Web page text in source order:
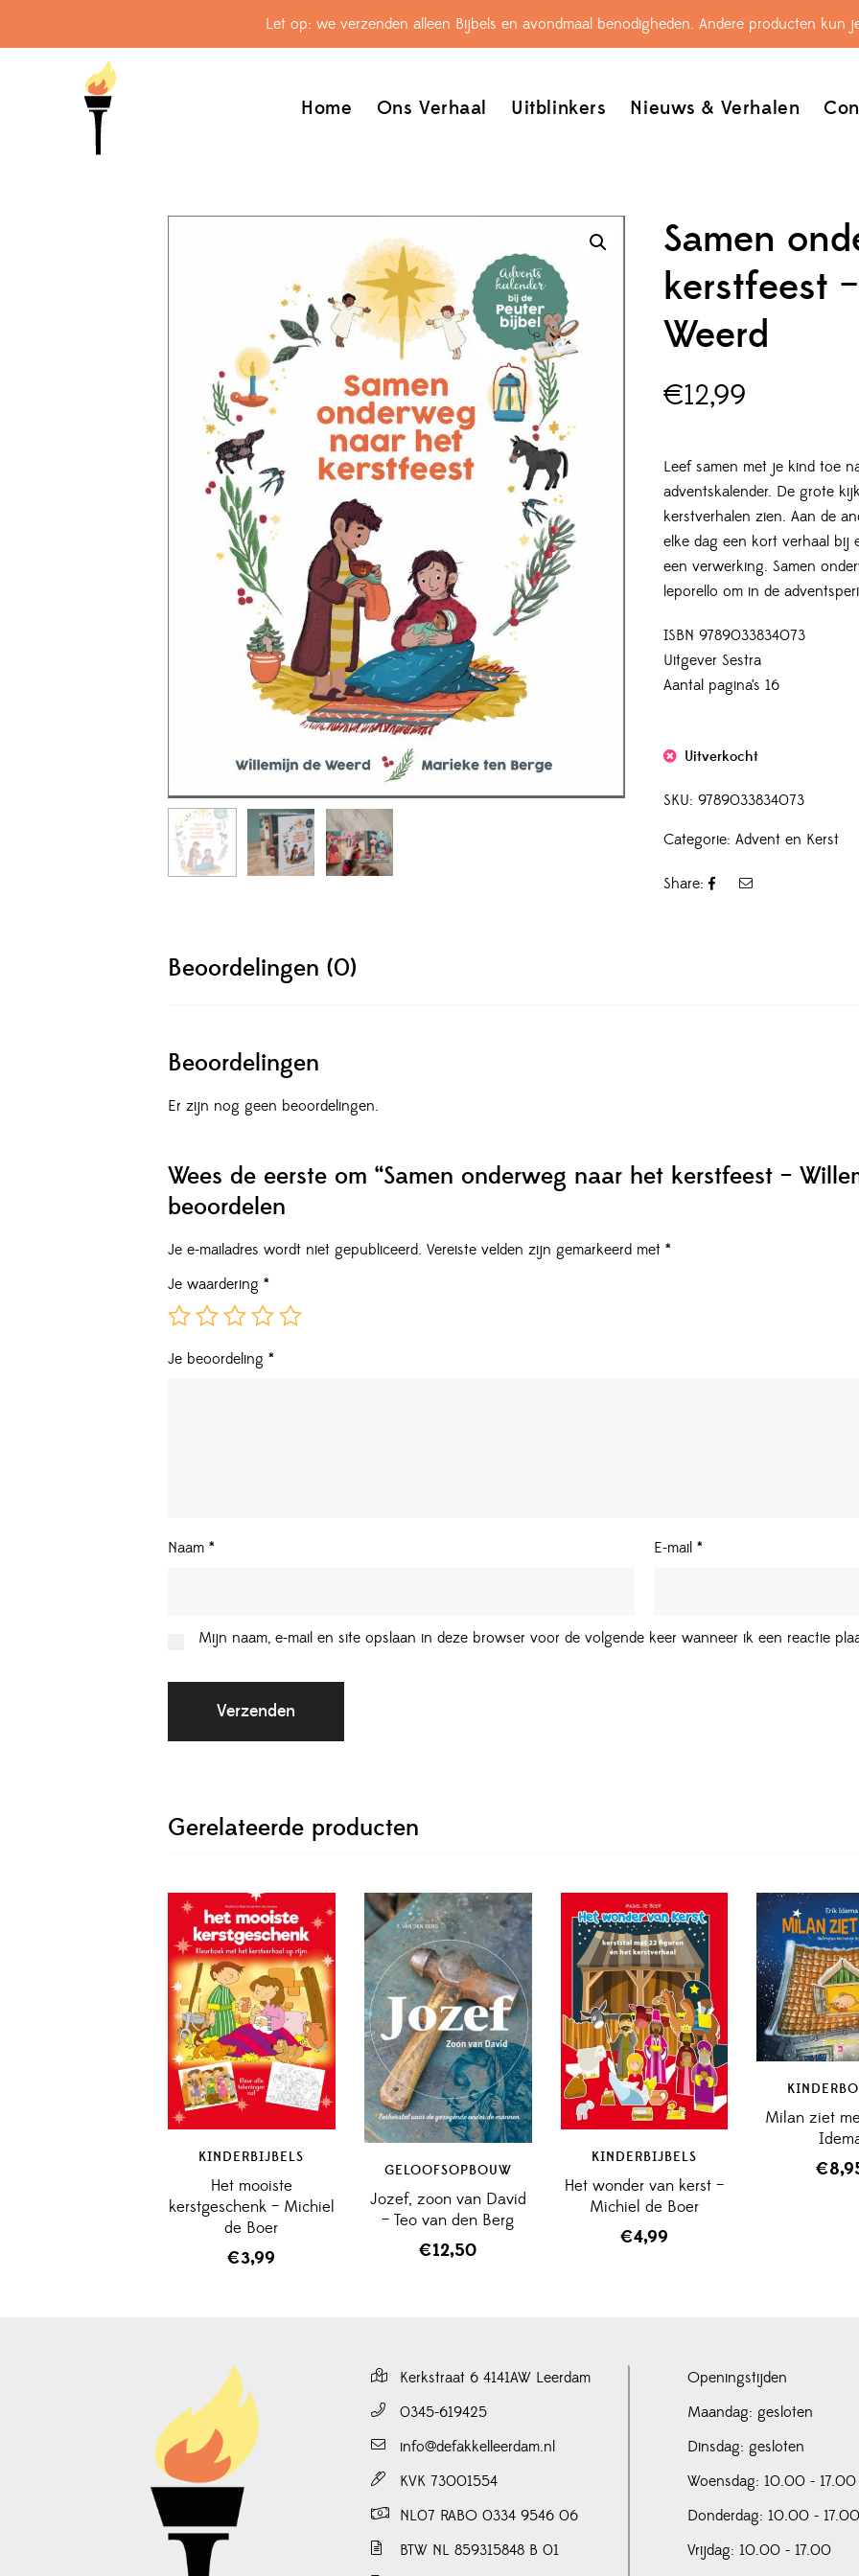
Let op: we verzenden alleen Bijbels en avondmaal benodigheden. Andere producten kun
Home Ons Verhaal Uitblinkers Nieuws & Verhalen
Samen
kerstfeest
Weerd
€12,99
Leef samen met je kind toe
adventskalender. De grote
kerstverhalen zien. Aan de
elke dag een kort verhaal bij
een verwerking. Samen
leporello om in de
ISBN 9789033834073
Uitgever Sestra
Aantal pagina’s 16
Uitverkocht
SKU: 9789033834073
Categorie: Advent en Kerst
Share:
Beoordelingen (0)
Beoordelingen
Er zijn nog geen beoordelingen.
Wees de eerste om “Samen onderweg naar het kerstfeest –
beoordelen
Je e-mailadres wordt niet gepubliceerd. Vereiste velden zijn gemarkeerd met *
Je waardering *
Je beoordeling *
Naam * E-mail *
Mijn naam, e-mail en site opslaan in deze browser voor de volgende keer wanneer ik een reactie
Gerelateerde producten
KINDERBIJBELS
Het mooiste
kerstgeschenk – Michiel
de Boer
€3,99
GELOOFSOPBOUW
Jozef, zoon van David
– Teo van den Berg
€12,50
KINDERBIJBELS
Het wonder van kerst –
Michiel de Boer
€4,99
Milan ziet
€
Kerkstraat 6 4141AW Leerdam
0345-619425
info@defakkelleerdam.nl
KVK 73001554
NL07 RABO 0334 9546 06
BTW NL 859315848 B 01
Openingstijden
Maandag: gesloten
Dinsdag: gesloten
Woensdag: 10.00 - 17.00
Donderdag: 10.00 - 17.00
Vrijdag: 10.00 - 17.00